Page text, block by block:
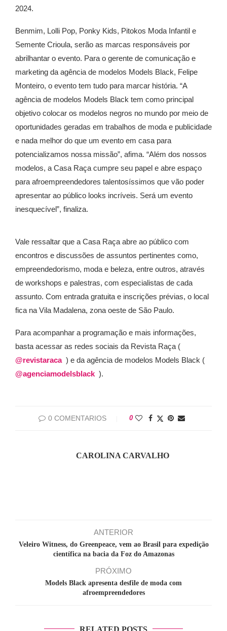
2024.
Benmim, Lolli Pop, Ponky Kids, Pitokos Moda Infantil e
Semente Crioula, serão as marcas responsáveis por
abrilhantar o evento. Para o gerente de comunicação e
marketing da agência de modelos Models Black, Felipe
Monteiro, o evento tem tudo para marcar história. “A
agência de modelos Models Black tem como principal
objetivo colocar os modelos negros no mundo por meio de
oportunidades geradas em trabalhos de moda e publicidade
e nada melhor do que um evento em casa para
potencializamos nossa missão”, afima. “Além dos nossos
modelos, a Casa Raça cumpre seu papel e abre espaço
para afroempreendedores talentosíssimos que vão poder
apresentar ao público looks incríveis. Será um evento
inesquecível”, finaliza.
Vale ressaltar que a Casa Raça abre ao público com
encontros e discussões de assuntos pertinentes como,
empreendedorismo, moda e beleza, entre outros, através
de workshops e palestras, com especialistas de cada
assunto. Com entrada gratuita e inscrições prévias, o local
fica na Vila Madalena, zona oeste de São Paulo.
Para acompanhar a programação e mais informações,
basta acessar as redes sociais da Revista Raça (
@revistaraca) e da agência de modelos Models Black (
@agenciamodelsblack ).
0 COMENTARIOS 0
CAROLINA CARVALHO
ANTERIOR
Veleiro Witness, do Greenpeace, vem ao Brasil para expedição
científica na bacia da Foz do Amazonas
PRÓXIMO
Models Black apresenta desfile de moda com
afroempreendedores
RELATED POSTS